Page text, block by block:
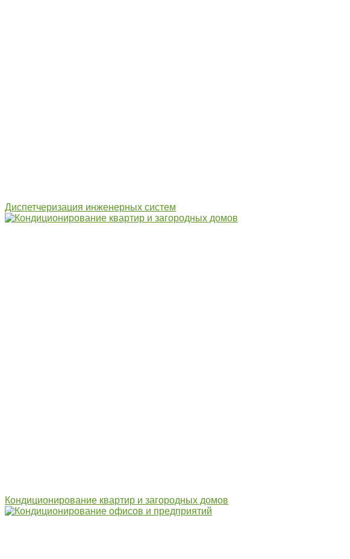
Диспетчеризация инженерных систем
Кондиционирование квартир и загородных домов